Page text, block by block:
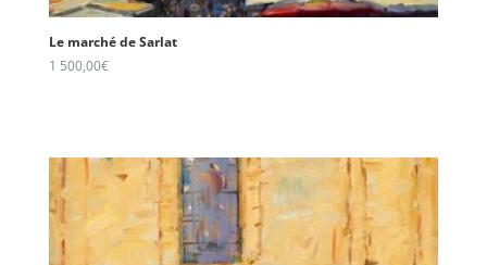
Le marché de Sarlat
1 500,00€